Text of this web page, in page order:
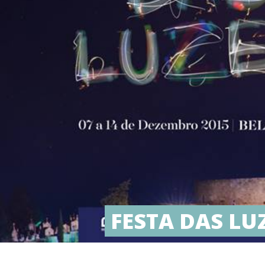
FESTA DAS